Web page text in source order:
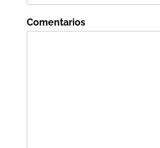
Comentarios